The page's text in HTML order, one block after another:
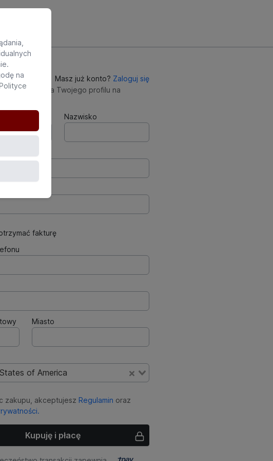
Masz już konto? Zaloguj się
do utworzenia Twojego profilu na
Nazwisko
fakturę
Miasto
of America
zakupu, akceptujesz Regulamin oraz
Kupuję i płacę
na